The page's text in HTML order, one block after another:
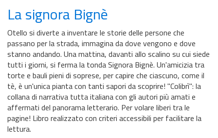
La signora Bignè
Otello si diverte a inventare le storie delle persone che
passano per la strada, immagina da dove vengono e dove
stanno andando. Una mattina, davanti allo scalino su cui siede
tutti i giorni, si ferma la tonda Signora Bignè. Un'amicizia tra
torte e bauli pieni di soprese, per capire che ciascuno, come il
tè, è un'unica pianta con tanti sapori da scoprire! ''Colibrì'': la
collana di narrativa tutta italiana con gli autori più amati e
affermati del panorama letterario. Per volare liberi tra le
pagine! Libro realizzato con criteri accessibili per facilitare la
lettura.